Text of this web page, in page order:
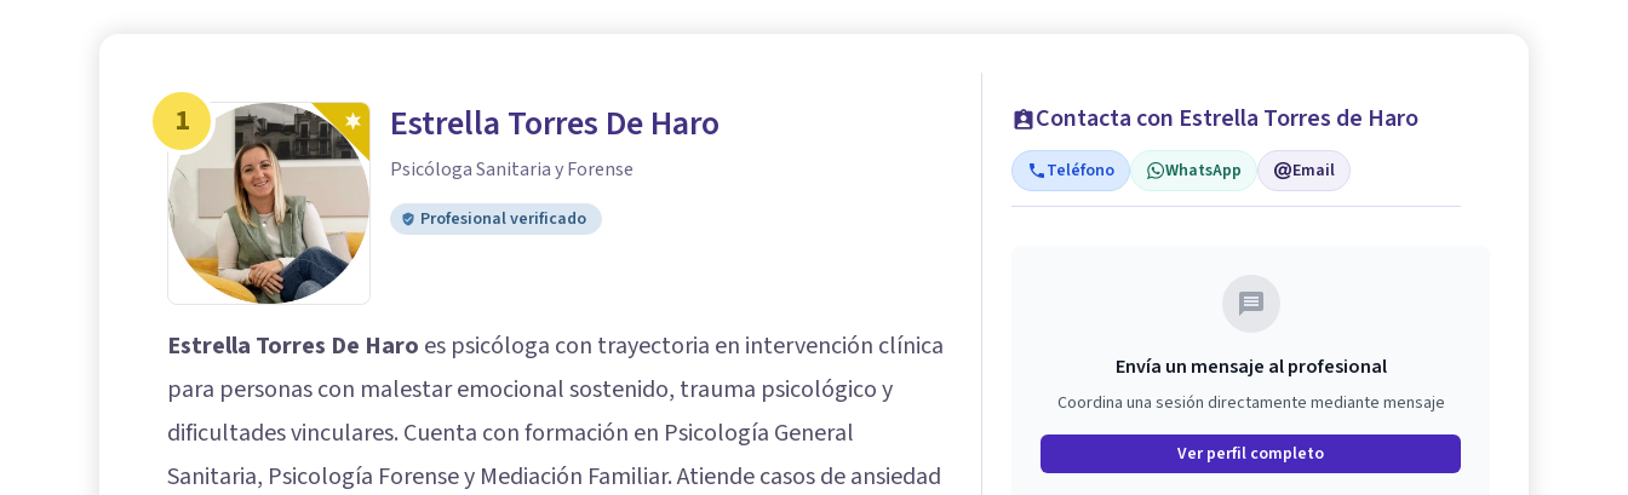
1 Estrella Torres De Haro
Psicóloga Sanitaria y Forense
Profesional verificado
Estrella Torres De Haro es psicóloga con trayectoria en intervención clínica
para personas con malestar emocional sostenido, trauma psicológico y
dificultades vinculares. Cuenta con formación en Psicología General
Sanitaria, Psicología Forense y Mediación Familiar. Atiende casos de ansiedad
Contacta con Estrella Torres de Haro
Teléfono WhatsApp Email
Envía un mensaje al profesional
Coordina una sesión directamente mediante mensaje
Ver perfil completo